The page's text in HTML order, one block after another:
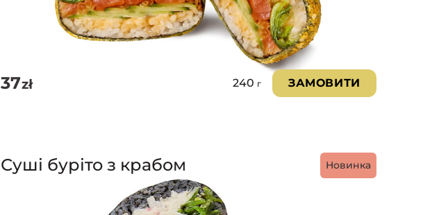
37zł 240 г ЗАМОВИТИ
Новинка
Суші буріто з крабом